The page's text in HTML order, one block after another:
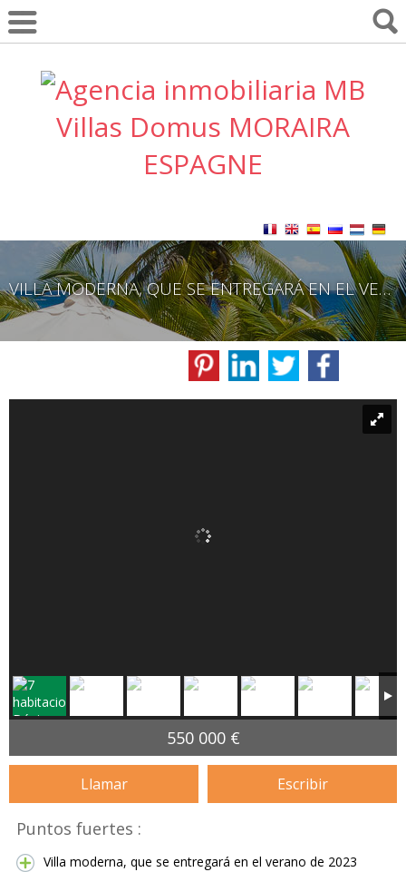
VILLA MODERNA, QUE SE ENTREGARÁ EN EL VERANO DE 2023
550 000 €
Llamar Escribir
Puntos fuertes :
Villa moderna, que se entregará en el verano de 2023